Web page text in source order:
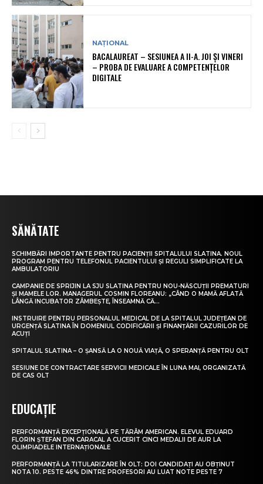
NAȚIONAL
BACALAUREAT – SESIUNEA A II-A. JOI ȘI VINERI
– PROBA DE EVALUARE A COMPETENȚELOR
DIGITALE
SĂNĂTATE
SCHIMBĂRI IMPORTANTE PENTRU PACIENȚII SPITALULUI SLATINA. NOUL
PROGRAM PENTRU TELEFONUL PACIENTULUI ȘI REGULI SIMPLIFICATE LA
AMBULATORIU
CAMPANIE DE SPRIJIN LA SJU SLATINA PENTRU NOU-NĂSCUȚII PREMATURI
ȘI MAMELE LOR. MANAGERUL COSMIN FLOREANU: „CÂND O MAMĂ AFLATĂ
LÂNGĂ INCUBATOR ZÂMBEȘTE, ÎNSEAMNĂ CĂ...
INSTRUIRE PENTRU PERSONALUL MEDICAL DE LA SPITALUL JUDEȚEAN DE
URGENȚĂ SLATINA ÎN DOMENIUL CODIFICĂRII ȘI FINANȚĂRII CAZURILOR DE
ACUȚI
SPITALUL SLATINA – O ȘANSĂ LA O NOUĂ VIAȚĂ, O SPERANȚĂ PENTRU OLT
SESIUNE DE CONTRACTARE SERVICII MEDICALE ÎN LUNA MAI, ORGANIZATĂ
DE CAS OLT
EDUCAȚIE
PERFORMANȚĂ EXCEPȚIONALĂ PE TĂRÂM AMERICAN. ELEVUL EDUARD
FLORIN ȘTEFAN DIN CARACAL A CUCERIT CINCI MEDALII DE AUR LA
OLIMPIADELE INTERNAȚIONALE
PERFORMANȚĂ LA TITULARIZARE ÎN OLT: DOI CANDIDAȚI AU OBȚINUT
NOTA 10. PESTE 46% DINTRE PROFESORI AU LUAT NOTE PESTE 7